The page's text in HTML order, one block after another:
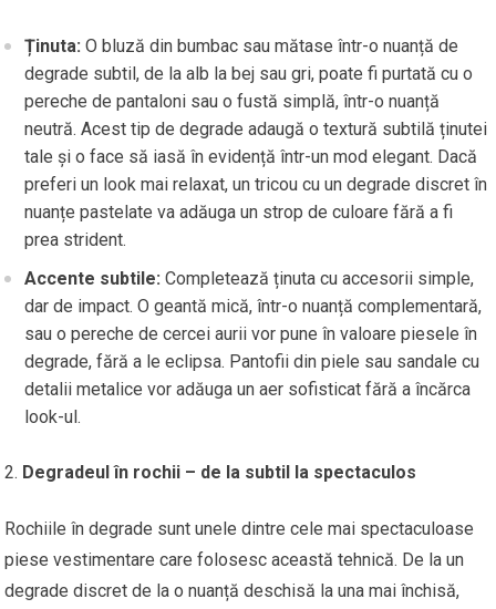
Ținuta: O bluză din bumbac sau mătase într-o nuanță de
degrade subtil, de la alb la bej sau gri, poate fi purtată cu o
pereche de pantaloni sau o fustă simplă, într-o nuanță
neutră. Acest tip de degrade adaugă o textură subtilă ținutei
tale și o face să iasă în evidență într-un mod elegant. Dacă
preferi un look mai relaxat, un tricou cu un degrade discret în
nuanțe pastelate va adăuga un strop de culoare fără a fi
prea strident.
Accente subtile: Completează ținuta cu accesorii simple,
dar de impact. O geantă mică, într-o nuanță complementară,
sau o pereche de cercei aurii vor pune în valoare piesele în
degrade, fără a le eclipsa. Pantofii din piele sau sandale cu
detalii metalice vor adăuga un aer sofisticat fără a încărca
look-ul.
Degradeul în rochii – de la subtil la spectaculos
Rochiile în degrade sunt unele dintre cele mai spectaculoase
piese vestimentare care folosesc această tehnică. De la un
degrade discret de la o nuanță deschisă la una mai închisă,